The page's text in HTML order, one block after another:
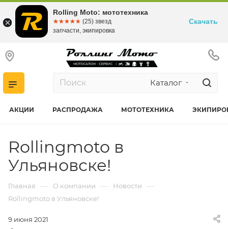
Каталог
АКЦИИ РАСПРОДАЖА МОТОТЕХНИКА
Rollingmoto в
Ульяновске!
Главная — О компании — Новости —
Rollingmoto в Ульяновске!
9 июня 2021
Rolling Moto: мототехника
☆☆☆☆☆
★★★★★ (25) звезд
запчасти, экипировка
Скачать